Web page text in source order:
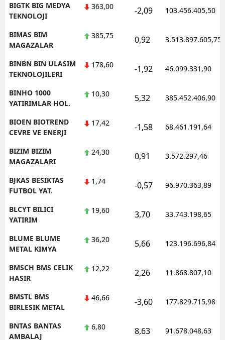
BIGTK BIG MEDYA
TEKNOLOJI
363,00 -2,09 103.456.405,50
BIMAS BIM
MAGAZALAR
385,75 0,92 3.513.897.605,75
BINBN BIN ULASIM
TEKNOLOJILERI
178,60 -1,92 46.099.331,90
BINHO 1000
YATIRIMLAR HOL.
10,30 5,32 385.452.406,90
BIOEN BIOTREND
CEVRE VE ENERJI
17,42 -1,58 68.461.191,64
BIZIM BIZIM
MAGAZALARI
24,30 0,91 3.572.297,46
BJKAS BESIKTAS
FUTBOL YAT.
1,74 -0,57 96.970.363,89
BLCYT BILICI
YATIRIM
19,60 3,70 33.743.198,65
BLUME BLUME
METAL KIMYA
36,20 5,66 123.196.696,84
BMSCH BMS CELIK
HASIR
12,22 2,26 11.868.807,10
BMSTL BMS
BIRLESIK METAL
46,66 -3,60 177.829.715,98
BNTAS BANTAS
AMBALAJ
6,80 8,63 91.678.048,63